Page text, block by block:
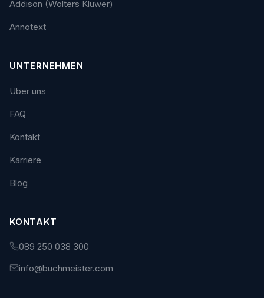
Addison (Wolters Kluwer)
Annotext
UNTERNEHMEN
Über uns
FAQ
Kontakt
Karriere
Blog
KONTAKT
089 250 038 300
info@buchmeister.com